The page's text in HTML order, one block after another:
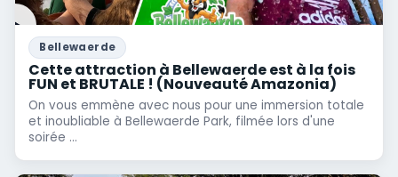
Bellewaerde
Cette attraction à Bellewaerde est à la fois
FUN et BRUTALE ! (Nouveauté Amazonia)
On vous emmène avec nous pour une immersion totale
et inoubliable à Bellewaerde Park, filmée lors d'une
soirée ...